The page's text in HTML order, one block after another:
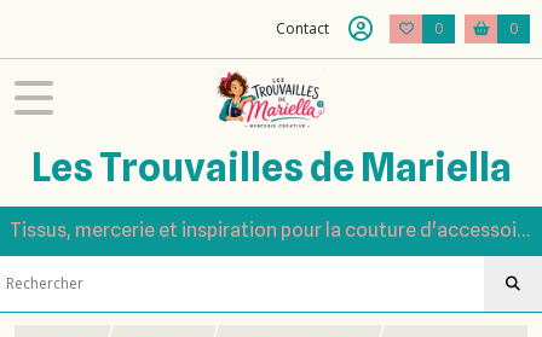
Contact 0 0
Les Trouvailles de Mariella
Tissus, mercerie et inspiration pour la couture d'accessoires